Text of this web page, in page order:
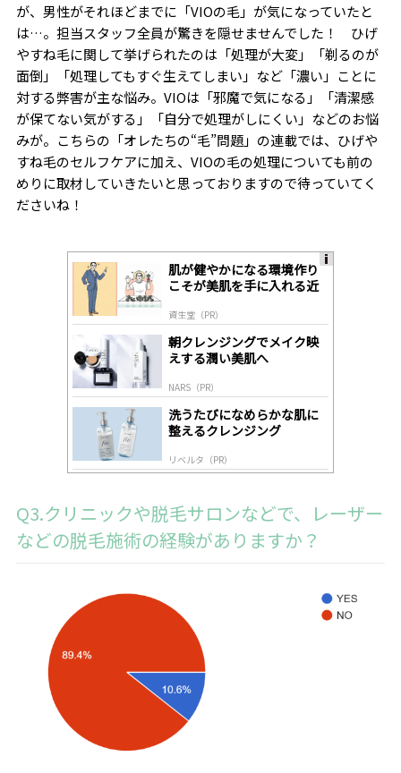
が、男性がそれほどまでに「VIOの毛」が気になっていたと
は…。担当スタッフ全員が驚きを隠せませんでした！ ひげ
やすね毛に関して挙げられたのは「処理が大変」「剃るのが
面倒」「処理してもすぐ生えてしまい」など「濃い」ことに
対する弊害が主な悩み。VIOは「邪魔で気になる」「清潔感
が保てない気がする」「自分で処理がしにくい」などのお悩
みが。こちらの「オレたちの“毛”問題」の連載では、ひげや
すね毛のセルフケアに加え、VIOの毛の処理についても前の
めりに取材していきたいと思っておりますので待っていてく
ださいね！
肌が健やかになる環境作り
こそが美肌を手に入れる近
資生堂（PR）
朝クレンジングでメイク映
えする潤い美肌へ
NARS（PR）
洗うたびになめらかな肌に
整えるクレンジング
リベルタ（PR）
Q3.クリニックや脱毛サロンなどで、レーザー
などの脱毛施術の経験がありますか？